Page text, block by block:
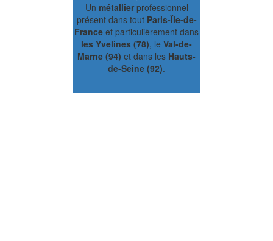
Un métallierprofessionnel
présent dans tout Paris-Île-de-
France et particulièrement dans
les Yvelines (78), le Val-de-
Marne (94) et dans les Hauts-
de-Seine (92).